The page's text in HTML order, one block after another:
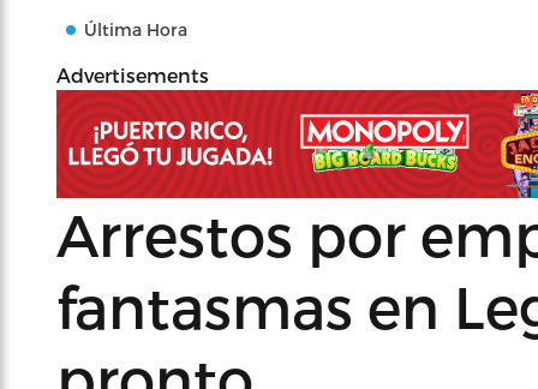
Última Hora
Advertisements
Arrestos por
fantasmas en